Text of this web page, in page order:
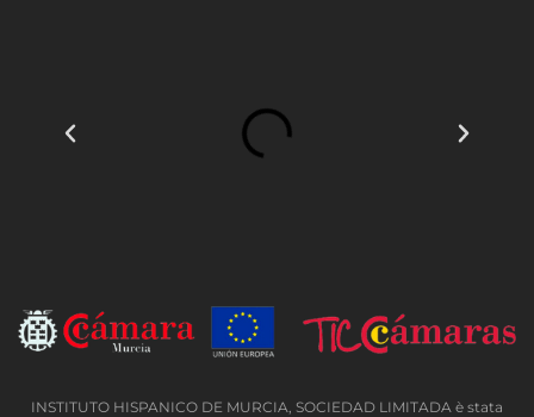
INSTITUTO HISPANICO DE MURCIA, SOCIEDAD LIMITADA è stata